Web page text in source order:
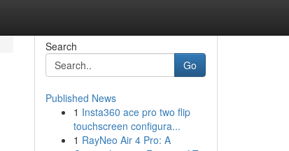
Search
Go
Published News
1 Insta360 ace pro two flip
touchscreen configura...
1 RayNeo Air 4 Pro: A